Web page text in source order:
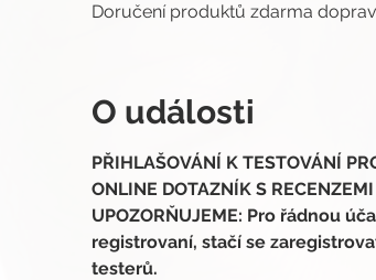
Doručení produktů zdarma
O události
PŘIHLAŠOVÁNÍ K TESTOVÁNÍ
ONLINE DOTAZNÍK S
UPOZORŇUJEME: Pro řádnou
registrovaní, stačí se
testerů.